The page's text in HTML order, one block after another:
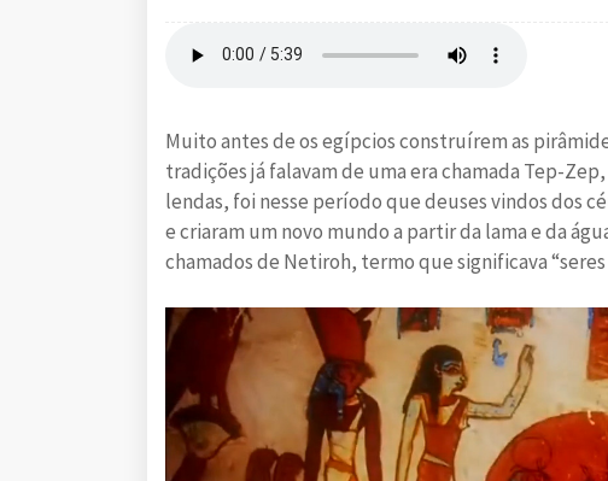
Muito antes de os egípcios construírem as
tradições já falavam de uma era chamada Tep-
lendas, foi nesse período que deuses vindos dos
e criaram um novo mundo a partir da lama e da
chamados de Netiroh, termo que significava “seres